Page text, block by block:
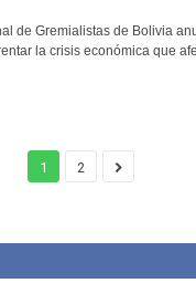
de Gremialistas de Bolivia
la crisis económica que
1 2